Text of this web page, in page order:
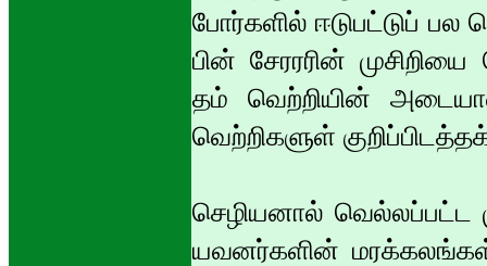
போர்களில் ஈடுபட்டுப் பல
பின் சேரரரின்
தம் வெற்றியின்
வெற்றிகளுள்
செழியனால் வெல்லப்பட்ட
யவனர்களின்